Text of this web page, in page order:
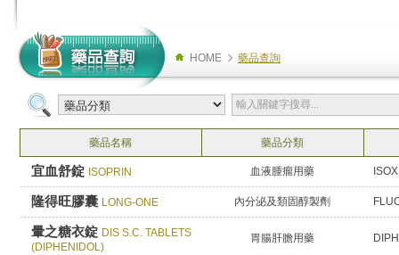
HOME 藥品查詢
藥品名稱 藥品分類
宜血舒錠 ISOPRIN 血液腫瘤用藥
隆得旺膠囊 LONG-ONE 內分泌及類固醇製劑
暈之糖衣錠 DIS S.C. TABLETS
(DIPHENIDOL)
胃腸肝膽用藥